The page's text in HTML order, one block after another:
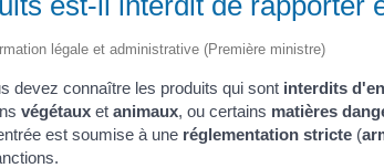
légale et administrative (Première ministre)
devez connaître les produits qui sont interdits
végétaux et animaux, ou certains matières
est soumise à une réglementation stricte (